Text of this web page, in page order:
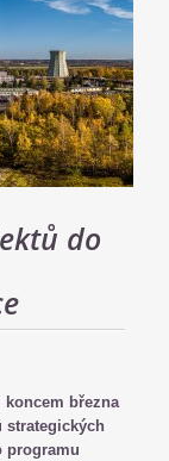
do
koncem března
strategických
programu